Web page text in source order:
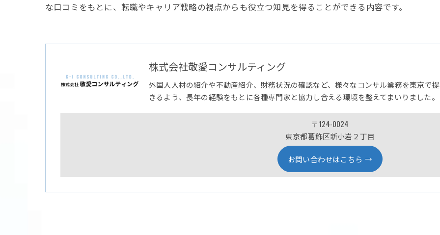
な口コミをもとに、転職やキャリア戦略の視点からも役立つ知見を得ることができる内容です。
株式会社敬愛コンサルティング
外国人人材の紹介や不動産紹介、財務状況の確認など、様々なコンサル業務を東京で
きるよう、長年の経験をもとに各種専門家と協力し合える環境を整えてまいりました。
〒124-0024
東京都葛飾区新小岩２丁目
お問い合わせはこちら